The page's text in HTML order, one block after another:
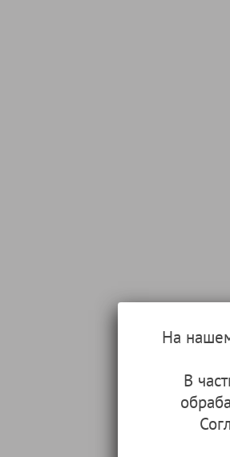
На
В